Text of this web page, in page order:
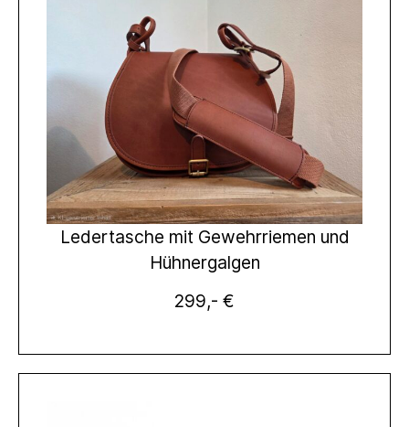
Ledertasche mit Gewehrriemen und
Hühnergalgen
299,- €